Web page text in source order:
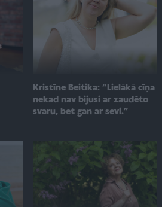
Kristīne Beitika: “Lielākā cīņa
nekad nav bijusi ar zaudēto
svaru, bet gan ar sevi.”